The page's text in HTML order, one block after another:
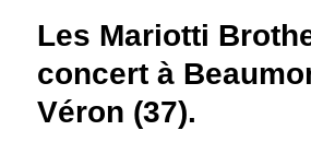
Les Mariotti
concert à
Véron (37).